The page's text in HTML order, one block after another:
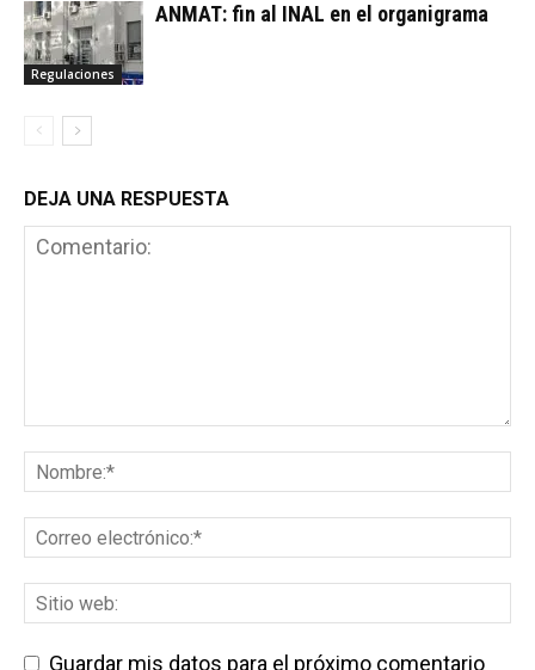
Regulaciones
ANMAT: fin al INAL en el organigrama
DEJA UNA RESPUESTA
Guardar mis datos para el próximo comentario